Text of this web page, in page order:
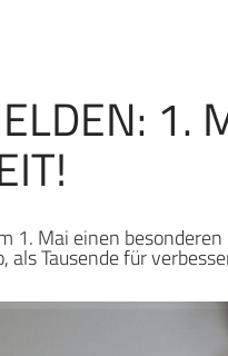
1.
1. Mai einen
als Tausende für